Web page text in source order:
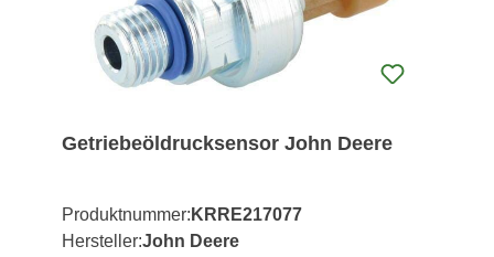
Getriebeöldrucksensor John Deere
Produktnummer: KRRE217077
Hersteller:John Deere